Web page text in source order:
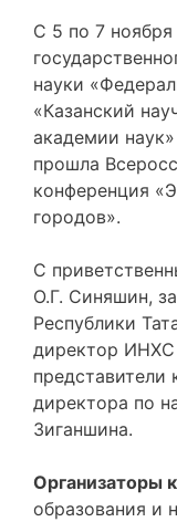
С 5 по 7 ноября
науки
«Казанский
академии
прошла
конференция
городов».
С
О.Г. Синяшин,
Республики
директор
представители
директора по
Зиганшина.
Организаторы
образования и